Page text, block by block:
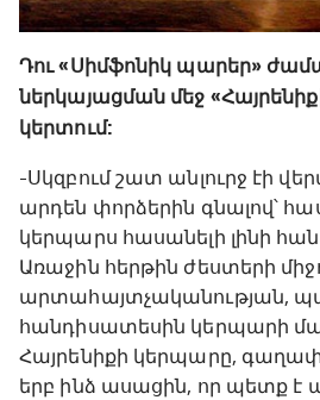
Դու «Սիմֆոնիկ պարեր»
ներկայացման մեջ
կերտում:
-Սկզբում շատ անլուրջ էի
արդեն փորձերին գնալով՝
կերպարս հասանելի լինի
Առաջին հերթին ժեստերի
արտահայտչականության,
հանդիսատեսին կերպարի
Հայրենիքի կերպարը,
երբ ինձ ասացին, որ պետք է